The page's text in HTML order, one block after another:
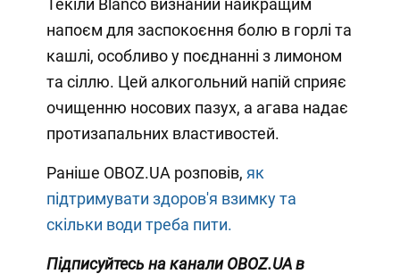
напоєм для заспокоєння болю в горлі та
кашлі, особливо у поєднанні з лимоном
та сіллю. Цей алкогольний напій сприяє
очищенню носових пазух, а агава надає
протизапальних властивостей.
Раніше OBOZ.UA розповів, як
підтримувати здоров'я взимку та
скільки води треба пити.
Підписуйтесь на канали OBOZ.UA в